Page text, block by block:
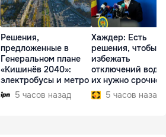
Решения,
предложенные в
Генеральном плане
«Кишинёв 2040»:
электробусы и метро
5 часов назад
Хаждер: Есть
решения, чтобы
избежать
отключений
их нужно срочно
внедрить
5 часов назад